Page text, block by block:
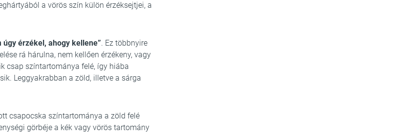
a vörös szín külön érzéksejtjei, a
úgy érzékel, ahogy kellene”. Ez többnyire
rá hárulna, nem kellően érzékeny, vagy
csap színtartománya felé, így hiába
Leggyakrabban a zöld, illetve a sárga
csapocska színtartománya a zöld felé
görbéje a kék vagy vörös tartomány